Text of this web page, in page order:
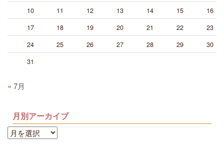
10
11 12 13 14 15
16
17
18 19 20 21 22
23
24
25 26 27 28 29
30
31
« 7月
月別アーカイブ
月
別